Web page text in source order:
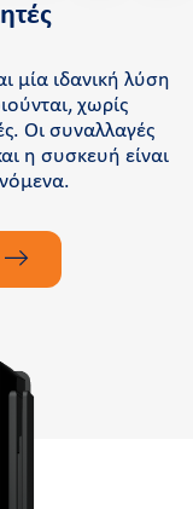
μία ιδανική λύση
χωρίς
Οι συναλλαγές
η συσκευή είναι